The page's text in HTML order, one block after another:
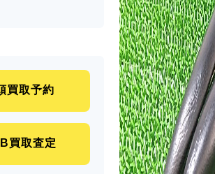
買取予約
買取査定